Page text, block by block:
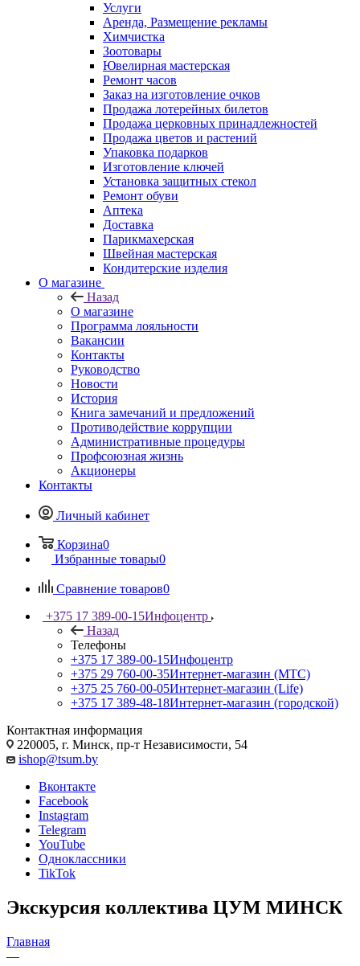
Услуги
Аренда, Размещение рекламы
Химчистка
Зоотовары
Ювелирная мастерская
Ремонт часов
Заказ на изготовление очков
Продажа лотерейных билетов
Продажа церковных принадлежностей
Продажа цветов и растений
Упаковка подарков
Изготовление ключей
Установка защитных стекол
Ремонт обуви
Аптека
Доставка
Парикмахерская
Швейная мастерская
Кондитерские изделия
О магазине
Назад
О магазине
Программа лояльности
Вакансии
Контакты
Руководство
Новости
История
Книга замечаний и предложений
Противодействие коррупции
Административные процедуры
Профсоюзная жизнь
Акционеры
Контакты
Личный кабинет
Корзина0
Избранные товары0
Сравнение товаров0
+375 17 389-00-15Инфоцентр
Назад
Телефоны
+375 17 389-00-15Инфоцентр
+375 29 760-00-35Интернет-магазин (МТС)
+375 25 760-00-05Интернет-магазин (Life)
+375 17 389-48-18Интернет-магазин (городской)
Контактная информация
220005, г. Минск, пр-т Независимости, 54
ishop@tsum.by
Вконтакте
Facebook
Instagram
Telegram
YouTube
Одноклассники
TikTok
Экскурсия коллектива ЦУМ МИНСК
Главная
—